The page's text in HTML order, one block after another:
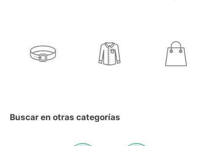
Buscar en otras categorías